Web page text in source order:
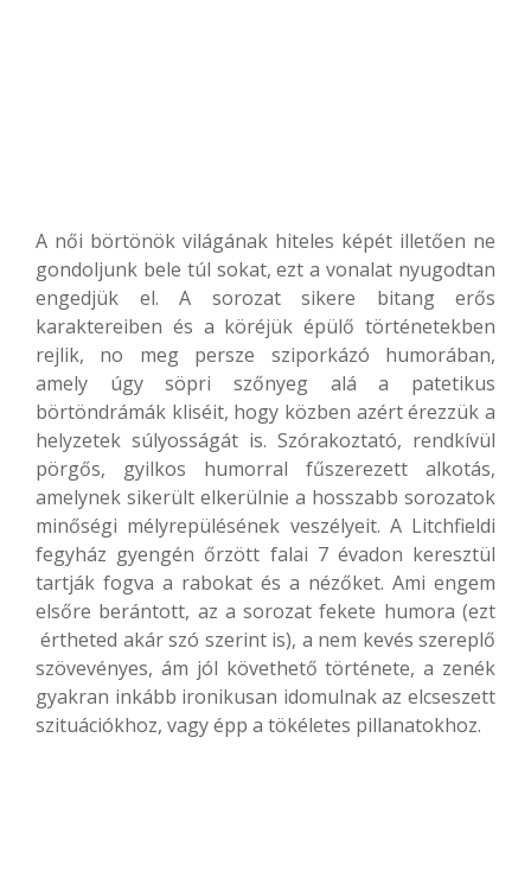
A női börtönök világának hiteles képét illetően ne
gondoljunk bele túl sokat, ezt a vonalat nyugodtan
engedjük el. A sorozat sikere bitang erős
karaktereiben és a köréjük épülő történetekben
rejlik, no meg persze sziporkázó humorában,
amely úgy söpri szőnyeg alá a patetikus
börtöndrámák kliséit, hogy közben azért érezzük a
helyzetek súlyosságát is. Szórakoztató, rendkívül
pörgős, gyilkos humorral fűszerezett alkotás,
amelynek sikerült elkerülnie a hosszabb sorozatok
minőségi mélyrepülésének veszélyeit. A Litchfieldi
fegyház gyengén őrzött falai 7 évadon keresztül
tartják fogva a rabokat és a nézőket. Ami engem
elsőre berántott, az a sorozat fekete humora (ezt
értheted akár szó szerint is), a nem kevés szereplő
szövevényes, ám jól követhető története, a zenék
gyakran inkább ironikusan idomulnak az elcseszett
szituációkhoz, vagy épp a tökéletes pillanatokhoz.